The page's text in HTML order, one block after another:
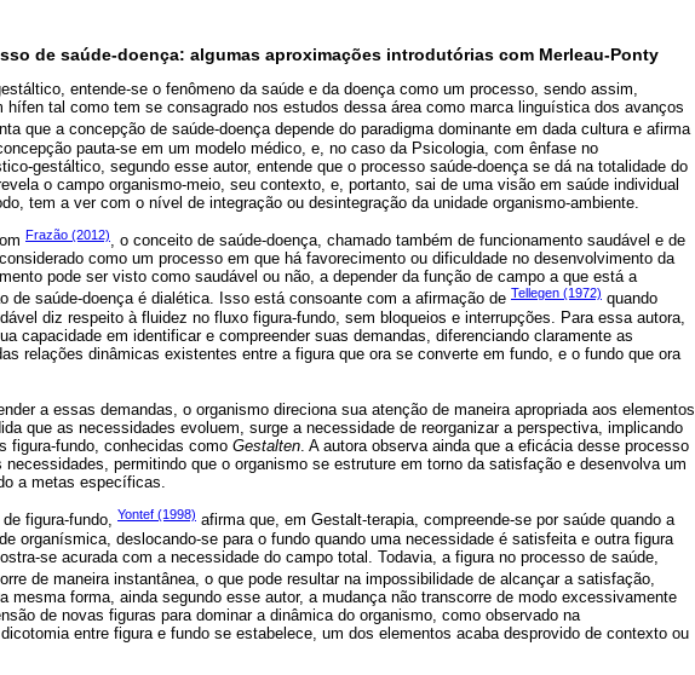
de saúde-doença: algumas aproximações introdutórias com Merleau-Ponty
entende-se o fenômeno da saúde e da doença como um processo, sendo assim,
hífen tal como tem se consagrado nos estudos dessa área como marca linguística dos avanços
que a concepção de saúde-doença depende do paradigma dominante em dada cultura e afirma
pauta-se em um modelo médico, e, no caso da Psicologia, com ênfase no
gestáltico, segundo esse autor, entende que o processo saúde-doença se dá na totalidade do
o campo organismo-meio, seu contexto, e, portanto, sai de uma visão em saúde individual
tem a ver com o nível de integração ou desintegração da unidade organismo-ambiente.
Frazão (2012), o conceito de saúde-doença, chamado também de funcionamento saudável e de
como um processo em que há favorecimento ou dificuldade no desenvolvimento da
pode ser visto como saudável ou não, a depender da função de campo a que está a
de saúde-doença é dialética. Isso está consoante com a afirmação de Tellegen (1972) quando
diz respeito à fluidez no fluxo figura-fundo, sem bloqueios e interrupções. Para essa autora,
capacidade em identificar e compreender suas demandas, diferenciando claramente as
relações dinâmicas existentes entre a figura que ora se converte em fundo, e o fundo que ora
a essas demandas, o organismo direciona sua atenção de maneira apropriada aos elementos
que as necessidades evoluem, surge a necessidade de reorganizar a perspectiva, implicando
figura-fundo, conhecidas como Gestalten. A autora observa ainda que a eficácia desse processo
necessidades, permitindo que o organismo se estruture em torno da satisfação e desenvolva um
a metas específicas.
figura-fundo, Yontef (1998) afirma que, em Gestalt-terapia, compreende-se por saúde quando a
organísmica, deslocando-se para o fundo quando uma necessidade é satisfeita e outra figura
se acurada com a necessidade do campo total. Todavia, a figura no processo de saúde,
de maneira instantânea, o que pode resultar na impossibilidade de alcançar a satisfação,
mesma forma, ainda segundo esse autor, a mudança não transcorre de modo excessivamente
de novas figuras para dominar a dinâmica do organismo, como observado na
entre figura e fundo se estabelece, um dos elementos acaba desprovido de contexto ou